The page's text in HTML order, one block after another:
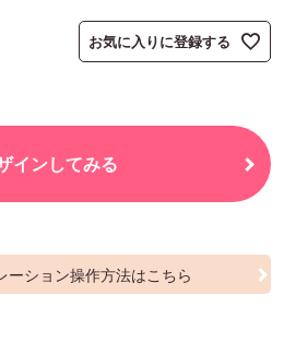
お気に入りに登録する
インしてみる
ーション操作方法はこちら